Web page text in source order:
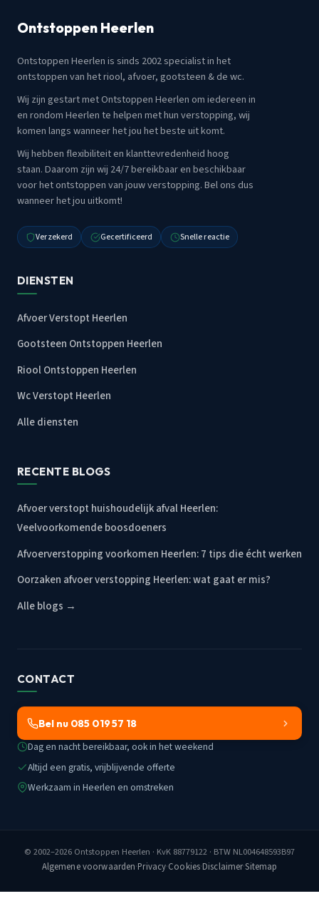
Ontstoppen Heerlen
Ontstoppen Heerlen is sinds 2002 specialist in het
ontstoppen van het riool, afvoer, gootsteen & de wc.
Wij zijn gestart met Ontstoppen Heerlen om iedereen in
en rondom Heerlen te helpen met hun verstopping, wij
komen langs wanneer het jou het beste uit komt.
Wij hebben flexibiliteit en klanttevredenheid hoog
staan. Daarom zijn wij 24/7 bereikbaar en beschikbaar
voor het ontstoppen van jouw verstopping. Bel ons dus
wanneer het jou uitkomt!
Verzekerd Gecertificeerd Snelle reactie
DIENSTEN
Afvoer Verstopt Heerlen
Gootsteen Ontstoppen Heerlen
Riool Ontstoppen Heerlen
Wc Verstopt Heerlen
Alle diensten
RECENTE BLOGS
Afvoer verstopt huishoudelijk afval Heerlen:
Veelvoorkomende boosdoeners
Afvoerverstopping voorkomen Heerlen: 7 tips die écht werken
Oorzaken afvoer verstopping Heerlen: wat gaat er mis?
Alle blogs →
CONTACT
Bel nu 085 019 57 18
Dag en nacht bereikbaar, ook in het weekend
Altijd een gratis, vrijblijvende offerte
Werkzaam in Heerlen en omstreken
© 2002–2026 Ontstoppen Heerlen · KvK 88779122 · BTW NL004648593B97
Algemene voorwaarden·Privacy·Cookies·Disclaimer·Sitemap